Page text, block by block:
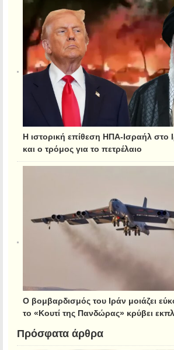
Η ιστορική επίθεση ΗΠΑ-Ισραήλ στο
και ο τρόμος για το πετρέλαιο
Ο βομβαρδισμός του Ιράν μοιάζει
το «Κουτί της Πανδώρας» κρύβει
Πρόσφατα άρθρα